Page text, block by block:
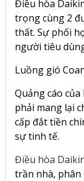
Điều hòa
trọng cùng 2
thất. Sự phối
người tiêu
Luồng gió
Quảng cáo
phải mang lại
cấp đắt tiền
sự tinh tế.
Điều hòa
trần nhà,